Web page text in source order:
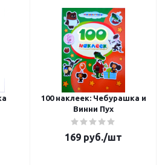
100 наклеек: Чебурашка и
Винни Пух
169 руб./шт